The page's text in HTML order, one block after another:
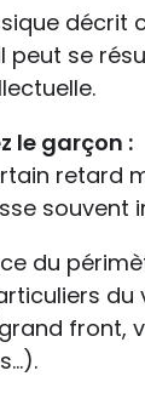
décrit
peut se
le garçon :
retard
souvent
du
front,